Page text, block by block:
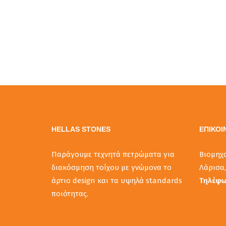
HELLAS STONES
Παράγουμε τεχνητά πετρώματα για
διακόσμηση τοίχου με γνώμονα το
άρτιο design και τα υψηλά standards
ποιότητας.